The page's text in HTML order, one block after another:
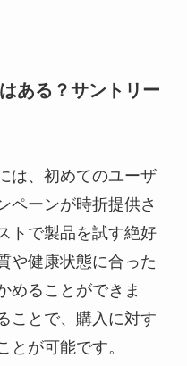
ある？サントリー
は、初めてのユーザ
ペーンが時折提供さ
トで製品を試す絶好
や健康状態に合った
めることができま
ことで、購入に対す
とが可能です。